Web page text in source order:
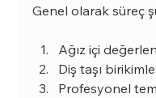
Genel olarak süreç
Ağız içi
Diş taşı
Profesyonel